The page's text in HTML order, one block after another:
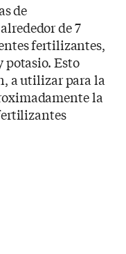
de
de 7
fertilizantes,
Esto
a utilizar para la
la